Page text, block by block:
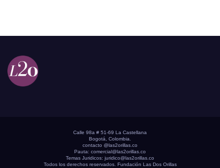
Calle 98a # 51-69 La Castellana
Bogotá, Colombia.
contacto @las2orillas.co
Pauta: comercial@las2orillas.co
Temas Juridicos: juridico@las2orillas.co
Todos los derechos reservados. Fundación Las Dos Orillas